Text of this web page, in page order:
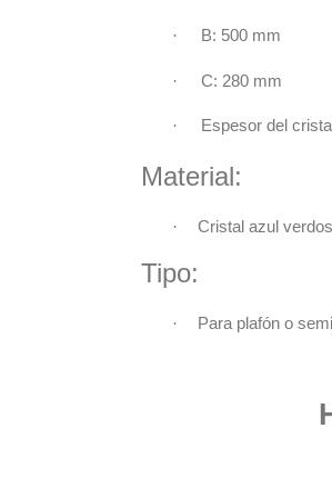
· B: 500 mm
· C: 280 mm
· Espesor del
Material:
· Cristal azul
Tipo:
· Para plafón o
HASTA